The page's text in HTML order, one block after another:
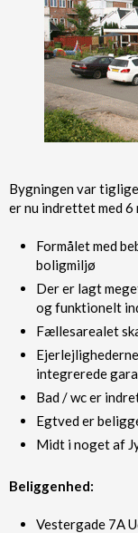
Bygningen var
er nu indrettet med
Formålet med
boligmiljø
Der er lagt
og funktionelt
Fællesarealet
integrerede
Bad / wc er
Egtved er
Midt i noget af
Beliggenhed:
Vestergade 7A